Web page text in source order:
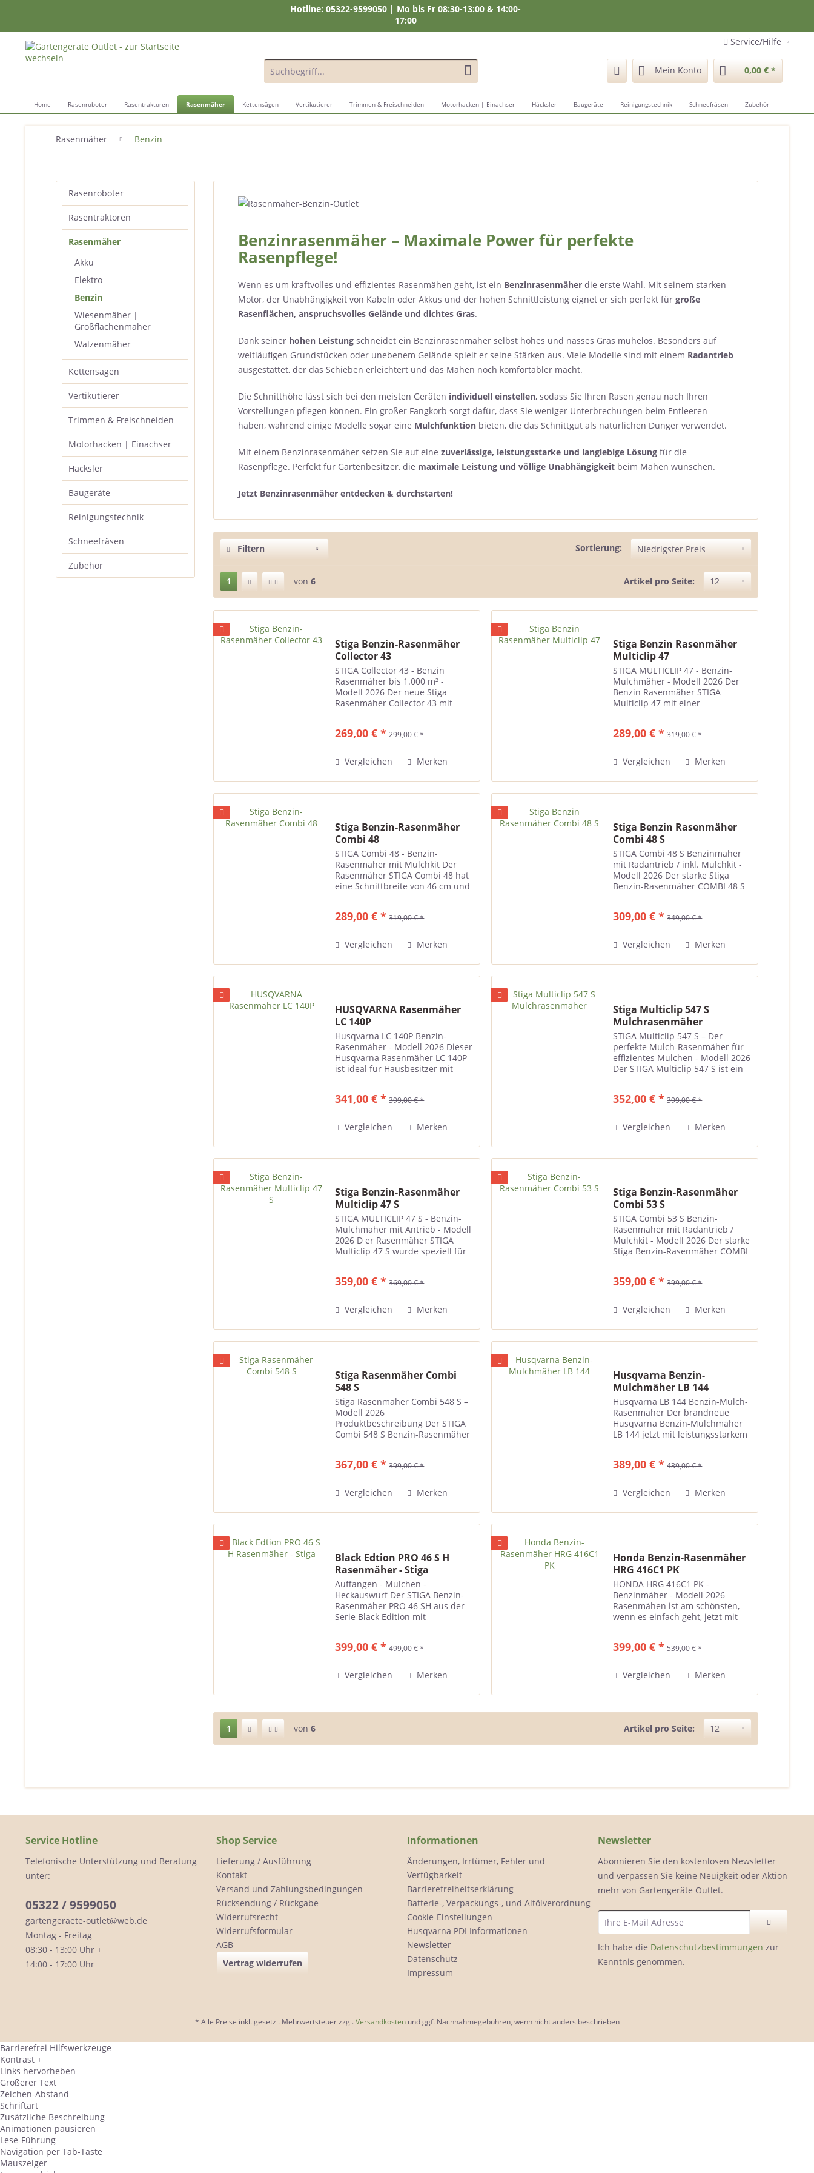
Hotline: 05322-9599050 | Mo bis Fr 08:30-13:00 & 14:00-
17:00
Service/Hilfe
Mein Konto 0,00 € *
Home Rasenroboter Rasentraktoren Rasenmäher Kettensägen Vertikutierer Trimmen & Freischneiden Motorhacken | Einachser Häcksler Baugeräte Reinigungstechnik Schneefräsen Zubehör
Rasenmäher Benzin
Rasenroboter
Rasentraktoren
Rasenmäher
Akku
Elektro
Benzin
Wiesenmäher |
Großflächenmäher
Walzenmäher
Kettensägen
Vertikutierer
Trimmen & Freischneiden
Motorhacken | Einachser
Häcksler
Baugeräte
Reinigungstechnik
Schneefräsen
Zubehör
Benzinrasenmäher – Maximale Power für perfekte
Rasenpflege!
Wenn es um kraftvolles und effizientes Rasenmähen geht, ist ein Benzinrasenmäher die erste Wahl. Mit seinem starken
Motor, der Unabhängigkeit von Kabeln oder Akkus und der hohen Schnittleistung eignet er sich perfekt für große
Rasenflächen, anspruchsvolles Gelände und dichtes Gras.
Dank seiner hohen Leistung schneidet ein Benzinrasenmäher selbst hohes und nasses Gras mühelos. Besonders auf
weitläufigen Grundstücken oder unebenem Gelände spielt er seine Stärken aus. Viele Modelle sind mit einem Radantrieb
ausgestattet, der das Schieben erleichtert und das Mähen noch komfortabler macht.
Die Schnitthöhe lässt sich bei den meisten Geräten individuell einstellen, sodass Sie Ihren Rasen genau nach Ihren
Vorstellungen pflegen können. Ein großer Fangkorb sorgt dafür, dass Sie weniger Unterbrechungen beim Entleeren
haben, während einige Modelle sogar eine Mulchfunktion bieten, die das Schnittgut als natürlichen Dünger verwendet.
Mit einem Benzinrasenmäher setzen Sie auf eine zuverlässige, leistungsstarke und langlebige Lösung für die
Rasenpflege. Perfekt für Gartenbesitzer, die maximale Leistung und völlige Unabhängigkeit beim Mähen wünschen.
Jetzt Benzinrasenmäher entdecken & durchstarten!
Filtern Sortierung:
1 von 6 Artikel pro Seite:
Stiga Benzin-Rasenmäher
Collector 43
STIGA Collector 43 - Benzin
Rasenmäher bis 1.000 m² -
Modell 2026 Der neue Stiga
Rasenmäher Collector 43 mit
Schnittbreite von 41 cm, zentraler
Tragegriff zum...
269,00 € * 299,00 € *
Vergleichen Merken
Stiga Benzin Rasenmäher
Multiclip 47
STIGA MULTICLIP 47 - Benzin-
Mulchmäher - Modell 2026 Der
Benzin Rasenmäher STIGA
Multiclip 47 mit einer
entwickelt, bei dem Grasabfälle
Rasendünger wieder...
289,00 € * 319,00 € *
Vergleichen Merken
Stiga Benzin-Rasenmäher
Combi 48
STIGA Combi 48 - Benzin-
Rasenmäher mit Mulchkit Der
Rasenmäher STIGA Combi 48 hat
eine Schnittbreite von 46 cm und
zuverlässige Stiga ST 140 LS OHV
289,00 € * 319,00 € *
Vergleichen Merken
Stiga Benzin Rasenmäher
Combi 48 S
STIGA Combi 48 S Benzinmäher
mit Radantrieb / inkl. Mulchkit -
Modell 2026 Der starke Stiga
Benzin-Rasenmäher COMBI 48 S
durch seinen Radantrieb und
Schnittbreite...
309,00 € * 349,00 € *
Vergleichen Merken
HUSQVARNA Rasenmäher
LC 140P
Husqvarna LC 140P Benzin-
Rasenmäher - Modell 2026 Dieser
Husqvarna Rasenmäher LC 140P
ist ideal für Hausbesitzer mit
Stahlmähwerk und einem
zentrale...
341,00 € * 399,00 € *
Vergleichen Merken
Stiga Multiclip 547 S
Mulchrasenmäher
STIGA Multiclip 547 S – Der
perfekte Mulch-Rasenmäher für
effizientes Mulchen - Modell 2026
Der STIGA Multiclip 547 S ist ein
entwickelt wurde. Mit seiner
352,00 € * 399,00 € *
Vergleichen Merken
Stiga Benzin-Rasenmäher
Multiclip 47 S
STIGA MULTICLIP 47 S - Benzin-
Mulchmäher mit Antrieb - Modell
2026 D er Rasenmäher STIGA
Multiclip 47 S wurde speziell für
der Grasabfälle fein zerkleinert
359,00 € * 369,00 € *
Vergleichen Merken
Stiga Benzin-Rasenmäher
Combi 53 S
STIGA Combi 53 S Benzin-
Rasenmäher mit Radantrieb /
Mulchkit - Modell 2026 Der starke
Stiga Benzin-Rasenmäher COMBI
durch seinen Radantrieb und
Schnittbreite...
359,00 € * 399,00 € *
Vergleichen Merken
Stiga Rasenmäher Combi
548 S
Stiga Rasenmäher Combi 548 S –
Modell 2026
Produktbeschreibung Der STIGA
Combi 548 S Benzin-Rasenmäher
Rasenmäher mit Mulchkit für die
Rasenflächen bis...
367,00 € * 399,00 € *
Vergleichen Merken
Husqvarna Benzin-
Mulchmäher LB 144
Husqvarna LB 144 Benzin-Mulch-
Rasenmäher Der brandneue
Husqvarna Benzin-Mulchmäher
LB 144 jetzt mit leistungsstarkem
Mulchleistung und leichtem
und...
389,00 € * 439,00 € *
Vergleichen Merken
Black Edtion PRO 46 S H
Rasenmäher - Stiga
Auffangen - Mulchen -
Heckauswurf Der STIGA Benzin-
Rasenmäher PRO 46 SH aus der
Serie Black Edition mit
GCVx145 OHV Autochoke Motor.
Rasenmäher...
399,00 € * 499,00 € *
Vergleichen Merken
Honda Benzin-Rasenmäher
HRG 416C1 PK
HONDA HRG 416C1 PK -
Benzinmäher - Modell 2026
Rasenmähen ist am schönsten,
wenn es einfach geht, jetzt mit
wenn es einfach geht. Deshalb ist
Rasenmähern...
399,00 € * 539,00 € *
Vergleichen Merken
1 von 6 Artikel pro Seite:
Service Hotline
Telefonische Unterstützung und Beratung
unter:
05322 / 9599050
gartengeraete-outlet@web.de
Montag - Freitag
08:30 - 13:00 Uhr +
14:00 - 17:00 Uhr
Shop Service
Lieferung / Ausführung
Kontakt
Versand und Zahlungsbedingungen
Rücksendung / Rückgabe
Widerrufsrecht
Widerrufsformular
AGB
Vertrag widerrufen
Informationen
Änderungen, Irrtümer, Fehler und
Verfügbarkeit
Barrierefreiheitserklärung
Batterie-, Verpackungs-, und Altölverordnung
Cookie-Einstellungen
Husqvarna PDI Informationen
Newsletter
Datenschutz
Impressum
Newsletter
Abonnieren Sie den kostenlosen Newsletter
und verpassen Sie keine Neuigkeit oder Aktion
mehr von Gartengeräte Outlet.
Ich habe die Datenschutzbestimmungen zur
Kenntnis genommen.
* Alle Preise inkl. gesetzl. Mehrwertsteuer zzgl.Versandkostenund ggf. Nachnahmegebühren, wenn nicht anders beschrieben
Barrierefrei Hilfswerkzeuge
Kontrast +
Links hervorheben
Größerer Text
Zeichen-Abstand
Schriftart
Zusätzliche Beschreibung
Animationen pausieren
Lese-Führung
Navigation per Tab-Taste
Mauszeiger